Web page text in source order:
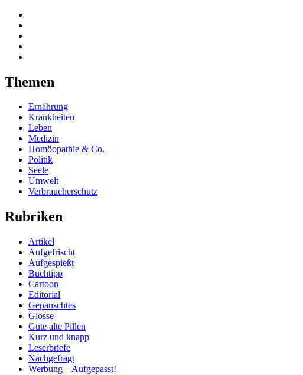
Themen
Ernährung
Krankheiten
Leben
Medizin
Homöopathie & Co.
Politik
Seele
Umwelt
Verbraucherschutz
Rubriken
Artikel
Aufgefrischt
Aufgespießt
Buchtipp
Cartoon
Editorial
Gepanschtes
Glosse
Gute alte Pillen
Kurz und knapp
Leserbriefe
Nachgefragt
Werbung – Aufgepasst!